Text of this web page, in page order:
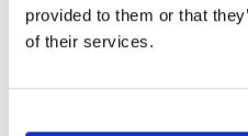
provided to them or that
of their services.